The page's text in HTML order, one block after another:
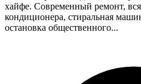
хайфе. Современный ремонт,
кондиционера, стиральная
остановка общественного...